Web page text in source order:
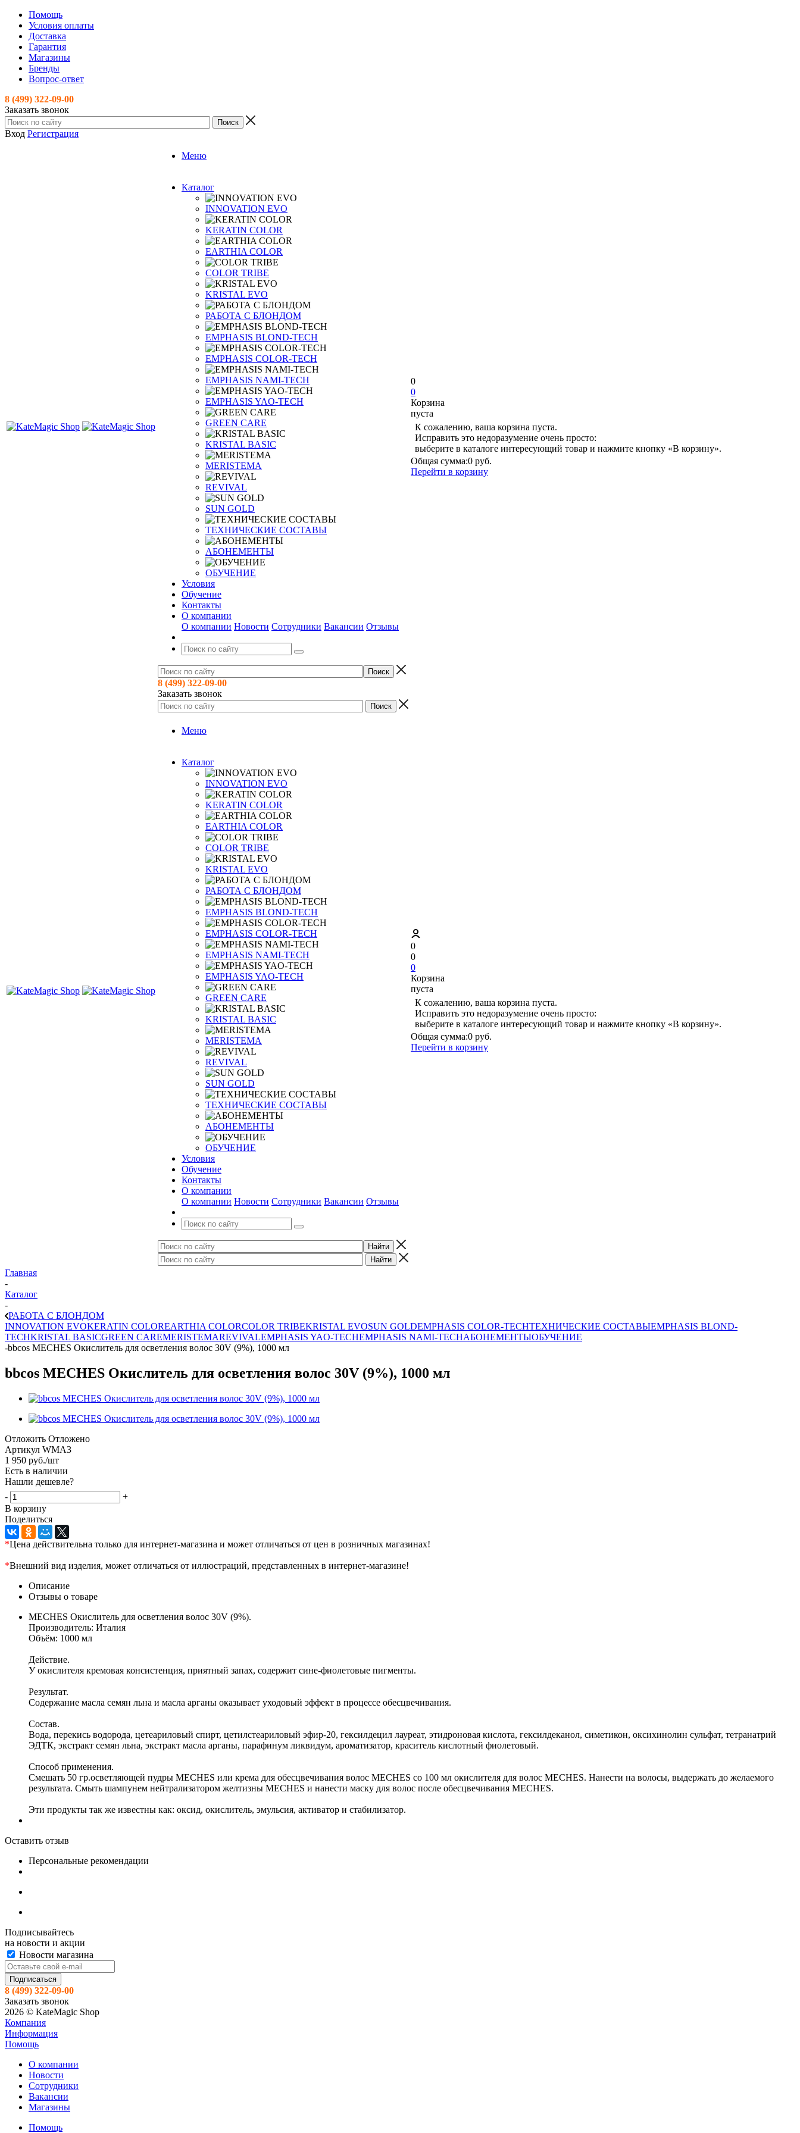
Помощь
Условия оплаты
Доставка
Гарантия
Магазины
Бренды
Вопрос-ответ
8 (499) 322-09-00
Заказать звонок
Вход Регистрация
Меню
Каталог
INNOVATION EVO
KERATIN COLOR
EARTHIA COLOR
COLOR TRIBE
KRISTAL EVO
РАБОТА С БЛОНДОМ
EMPHASIS BLOND-TECH
EMPHASIS COLOR-TECH
EMPHASIS NAMI-TECH
EMPHASIS YAO-TECH
GREEN CARE
KRISTAL BASIC
MERISTEMA
REVIVAL
SUN GOLD
ТЕХНИЧЕСКИЕ СОСТАВЫ
АБОНЕМЕНТЫ
ОБУЧЕНИЕ
Условия
Обучение
Контакты
О компании
О компании Новости Сотрудники Вакансии Отзывы
8 (499) 322-09-00
Заказать звонок
0
0
Корзина
пуста
К сожалению, ваша корзина пуста.
Исправить это недоразумение очень просто:
выберите в каталоге интересующий товар и нажмите кнопку «В корзину».
Общая сумма:0 руб.
Перейти в корзину
Меню
Каталог
INNOVATION EVO
KERATIN COLOR
EARTHIA COLOR
COLOR TRIBE
KRISTAL EVO
РАБОТА С БЛОНДОМ
EMPHASIS BLOND-TECH
EMPHASIS COLOR-TECH
EMPHASIS NAMI-TECH
EMPHASIS YAO-TECH
GREEN CARE
KRISTAL BASIC
MERISTEMA
REVIVAL
SUN GOLD
ТЕХНИЧЕСКИЕ СОСТАВЫ
АБОНЕМЕНТЫ
ОБУЧЕНИЕ
Условия
Обучение
Контакты
О компании
О компании Новости Сотрудники Вакансии Отзывы
0
0
0
Корзина
пуста
К сожалению, ваша корзина пуста.
Исправить это недоразумение очень просто:
выберите в каталоге интересующий товар и нажмите кнопку «В корзину».
Общая сумма:0 руб.
Перейти в корзину
Главная
-
Каталог
-
РАБОТА С БЛОНДОМ
INNOVATION EVOKERATIN COLOREARTHIA COLORCOLOR TRIBEKRISTAL EVOSUN GOLDEMPHASIS COLOR-TECHТЕХНИЧЕСКИЕ СОСТАВЫEMPHASIS BLOND-
TECHKRISTAL BASICGREEN CAREMERISTEMAREVIVALEMPHASIS YAO-TECHEMPHASIS NAMI-TECHАБОНЕМЕНТЫОБУЧЕНИЕ
-bbcos MECHES Окислитель для осветления волос 30V (9%), 1000 мл
bbcos MECHES Окислитель для осветления волос 30V (9%), 1000 мл
Отложить Отложено
Артикул WMA3
1 950 руб./шт
Есть в наличии
Нашли дешевле?
-
+
В корзину
Поделиться
*Цена действительна только для интернет-магазина и может отличаться от цен в розничных магазинах!
*Внешний вид изделия, может отличаться от иллюстраций, представленных в интернет-магазине!
Описание
Отзывы о товаре
MECHES Окислитель для осветления волос 30V (9%).
Производитель: Италия
Объём: 1000 мл
Действие.
У окислителя кремовая консистенция, приятный запах, содержит сине-фиолетовые пигменты.
Результат.
Содержание масла семян льна и масла арганы оказывает уходовый эффект в процессе обесцвечивания.
Состав.
Вода, перекись водорода, цетеариловый спирт, цетилстеариловый эфир-20, гексилдецил лауреат, этидроновая кислота, гексилдеканол, симетикон, оксихинолин сульфат, тетранатрий
ЭДТК, экстракт семян льна, экстракт масла арганы, парафинум ликвидум, ароматизатор, краситель кислотный фиолетовый.
Способ применения.
Смешать 50 гр.осветляющей пудры MECHES или крема для обесцвечивания волос MECHES со 100 мл окислителя для волос MECHES. Нанести на волосы, выдержать до желаемого
результата. Смыть шампунем нейтрализатором желтизны MECHES и нанести маску для волос после обесцвечивания MECHES.
Эти продукты так же известны как: оксид, окислитель, эмульсия, активатор и стабилизатор.
Оставить отзыв
Персональные рекомендации
Подписывайтесь
на новости и акции
Новости магазина
8 (499) 322-09-00
Заказать звонок
2026 © KateMagic Shop
Компания
Информация
Помощь
О компании
Новости
Сотрудники
Вакансии
Магазины
Помощь